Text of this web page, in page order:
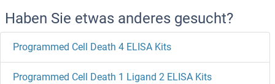
Haben Sie etwas anderes gesucht?
Programmed Cell Death 4 ELISA Kits
Programmed Cell Death 1 Ligand 2 ELISA Kits